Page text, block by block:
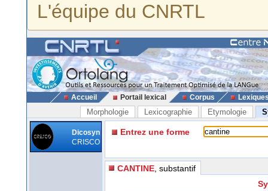
L'équipe du CNRTL
Accueil Portail lexical Corpus
Morphologie Lexicographie Etymologie
Dicosyn
CRISCO
Entrez une forme
CANTINE , substantif